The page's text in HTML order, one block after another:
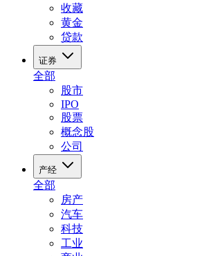
收藏
黄金
贷款
证券
全部
股市
IPO
股票
概念股
公司
产经
全部
房产
汽车
科技
工业